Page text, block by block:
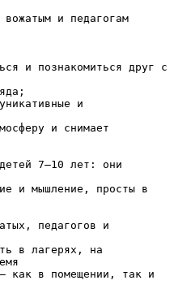
и педагогам
и познакомиться друг с
и
и снимает
7–10 лет: они
и мышление, просты в
педагогов и
в лагерях, на
— как в помещении, так и